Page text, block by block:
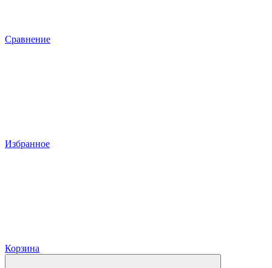
Сравнение
Избранное
Корзина